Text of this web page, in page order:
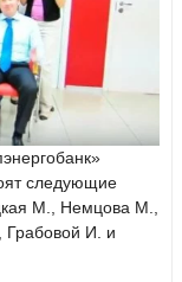
следующие
М., Немцова М.,
И. и